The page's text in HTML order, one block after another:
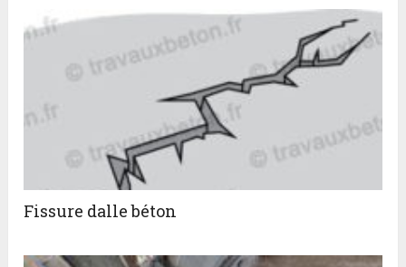
Fissure dalle béton